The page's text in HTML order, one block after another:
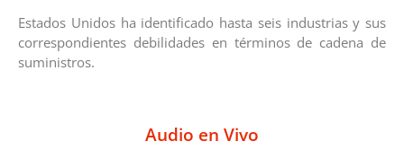
Estados Unidos ha identificado hasta seis industrias y sus
correspondientes debilidades en términos de cadena de
suministros.
Audio en Vivo